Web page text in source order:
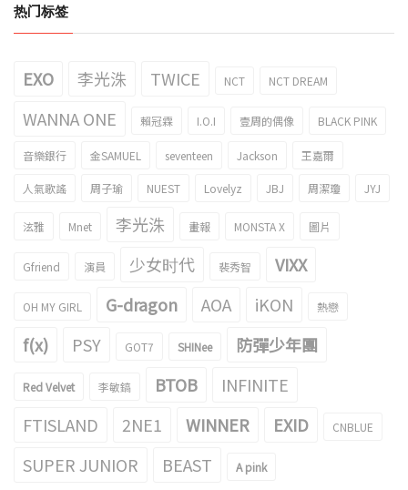
热门标签
EXO 李光洙 TWICE NCT NCT DREAM
WANNA ONE 賴冠霖 I.O.I 壹周的偶像 BLACK PINK
音樂銀行 金SAMUEL seventeen Jackson 王嘉爾
人氣歌謠 周子瑜 NUEST Lovelyz JBJ 周潔瓊 JYJ
泫雅 Mnet 李光洙 畫報 MONSTA X 圖片
Gfriend 演員 少女时代 裴秀智 VIXX
OH MY GIRL G-dragon AOA iKON 熱戀
f(x) PSY GOT7 SHINee 防彈少年團
Red Velvet 李敏鎬 BTOB
INFINITE
FTISLAND
2NE1 WINNER EXID CNBLUE
SUPER JUNIOR BEAST A pink